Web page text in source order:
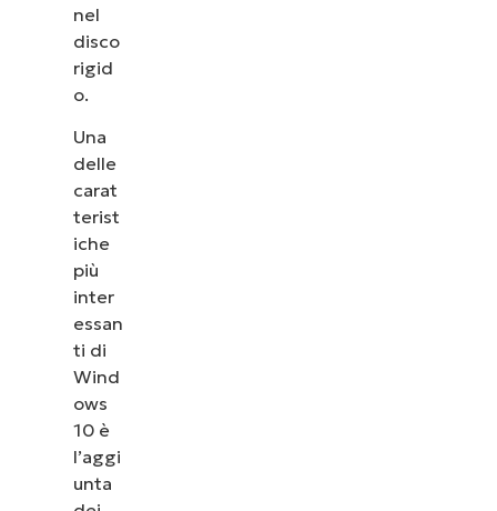
nel
disco
rigid
o.
Una
delle
carat
terist
iche
più
inter
essan
ti di
Wind
ows
10 è
l’aggi
unta